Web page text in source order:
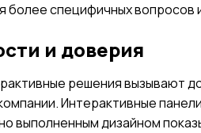
специфичных вопросов
и доверия
решения вызывают
Интерактивные
выполненным дизайном